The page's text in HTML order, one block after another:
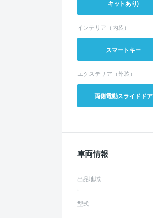
キットあり)
インテリア（内装）
スマートキー
エクステリア（外装）
両側電動スライドドア
車両情報
出品地域
型式